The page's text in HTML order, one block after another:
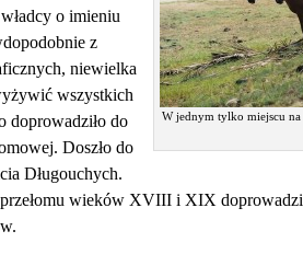
W jednym tylko miejscu na
o imieniu
z
niewielka
wszystkich
doprowadziło do
Doszło do
Długouchych.
wieków XVIII i XIX